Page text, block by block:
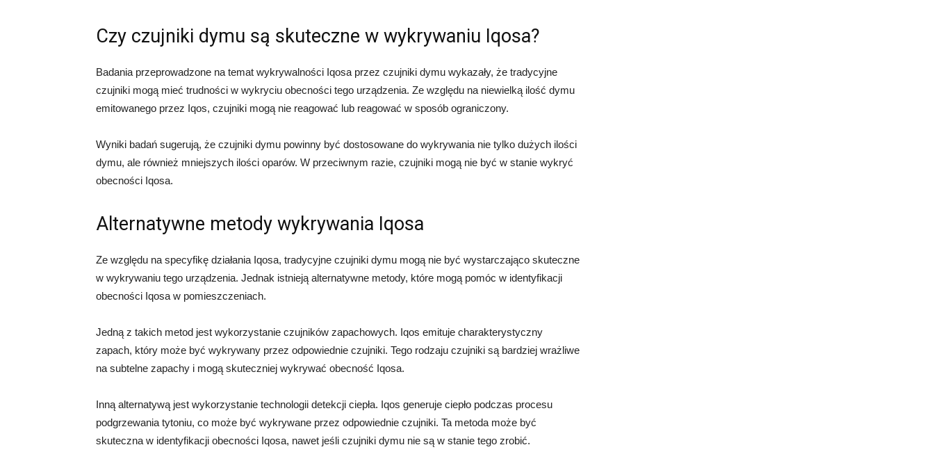
Czy czujniki dymu są skuteczne w wykrywaniu Iqosa?
Badania przeprowadzone na temat wykrywalności Iqosa przez czujniki dymu wykazały, że tradycyjne
czujniki mogą mieć trudności w wykryciu obecności tego urządzenia. Ze względu na niewielką ilość dymu
emitowanego przez Iqos, czujniki mogą nie reagować lub reagować w sposób ograniczony.
Wyniki badań sugerują, że czujniki dymu powinny być dostosowane do wykrywania nie tylko dużych ilości
dymu, ale również mniejszych ilości oparów. W przeciwnym razie, czujniki mogą nie być w stanie wykryć
obecności Iqosa.
Alternatywne metody wykrywania Iqosa
Ze względu na specyfikę działania Iqosa, tradycyjne czujniki dymu mogą nie być wystarczająco skuteczne
w wykrywaniu tego urządzenia. Jednak istnieją alternatywne metody, które mogą pomóc w identyfikacji
obecności Iqosa w pomieszczeniach.
Jedną z takich metod jest wykorzystanie czujników zapachowych. Iqos emituje charakterystyczny
zapach, który może być wykrywany przez odpowiednie czujniki. Tego rodzaju czujniki są bardziej wrażliwe
na subtelne zapachy i mogą skuteczniej wykrywać obecność Iqosa.
Inną alternatywą jest wykorzystanie technologii detekcji ciepła. Iqos generuje ciepło podczas procesu
podgrzewania tytoniu, co może być wykrywane przez odpowiednie czujniki. Ta metoda może być
skuteczna w identyfikacji obecności Iqosa, nawet jeśli czujniki dymu nie są w stanie tego zrobić.